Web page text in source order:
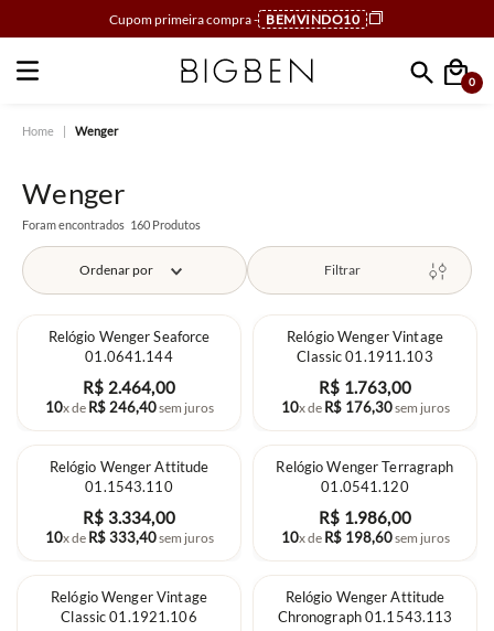
Cupom primeira compra - BEMVINDO10
0
Wenger
Wenger
160 Produtos
Ordenar por Filtrar
Relógio Wenger Seaforce
01.0641.144
R$ 2.464,00
10x de R$ 246,40sem juros
Relógio Wenger Vintage
Classic 01.1911.103
R$ 1.763,00
10x de R$ 176,30sem juros
Relógio Wenger Attitude
01.1543.110
R$ 3.334,00
10x de R$ 333,40sem juros
Relógio Wenger Terragraph
01.0541.120
R$ 1.986,00
10x de R$ 198,60sem juros
Relógio Wenger Vintage
Classic 01.1921.106
Relógio Wenger Attitude
Chronograph 01.1543.113